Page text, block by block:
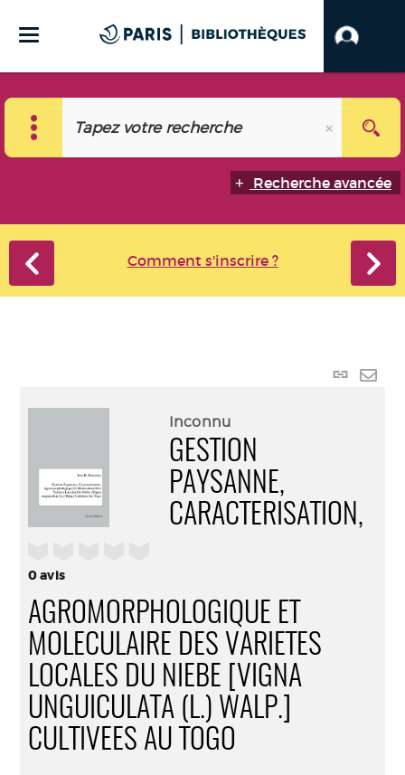
Recherche avancée
Comment s'inscrire ?
Lien
0avis
Inconnu
GESTION
PAYSANNE,
CARACTERISATION,
AGROMORPHOLOGIQUE ET
MOLECULAIRE DES VARIETES
LOCALES DU NIEBE [VIGNA
UNGUICULATA (L.) WALP.]
CULTIVEES AU TOGO